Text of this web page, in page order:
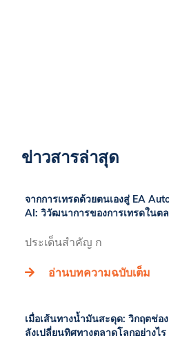
ข่าวสารล่าสุด
จากการเทรดด้วยตนเองสู่ EA
AI: วิวัฒนาการของการเทรดในต
ประเด็นสำคัญ ก
อ่านบทความฉบับเต็ม
เมื่อเส้นทางน้ำมันสะดุด: วิกฤตช่อ
ลังเปลี่ยนทิศทางตลาดโลกอย่างไร